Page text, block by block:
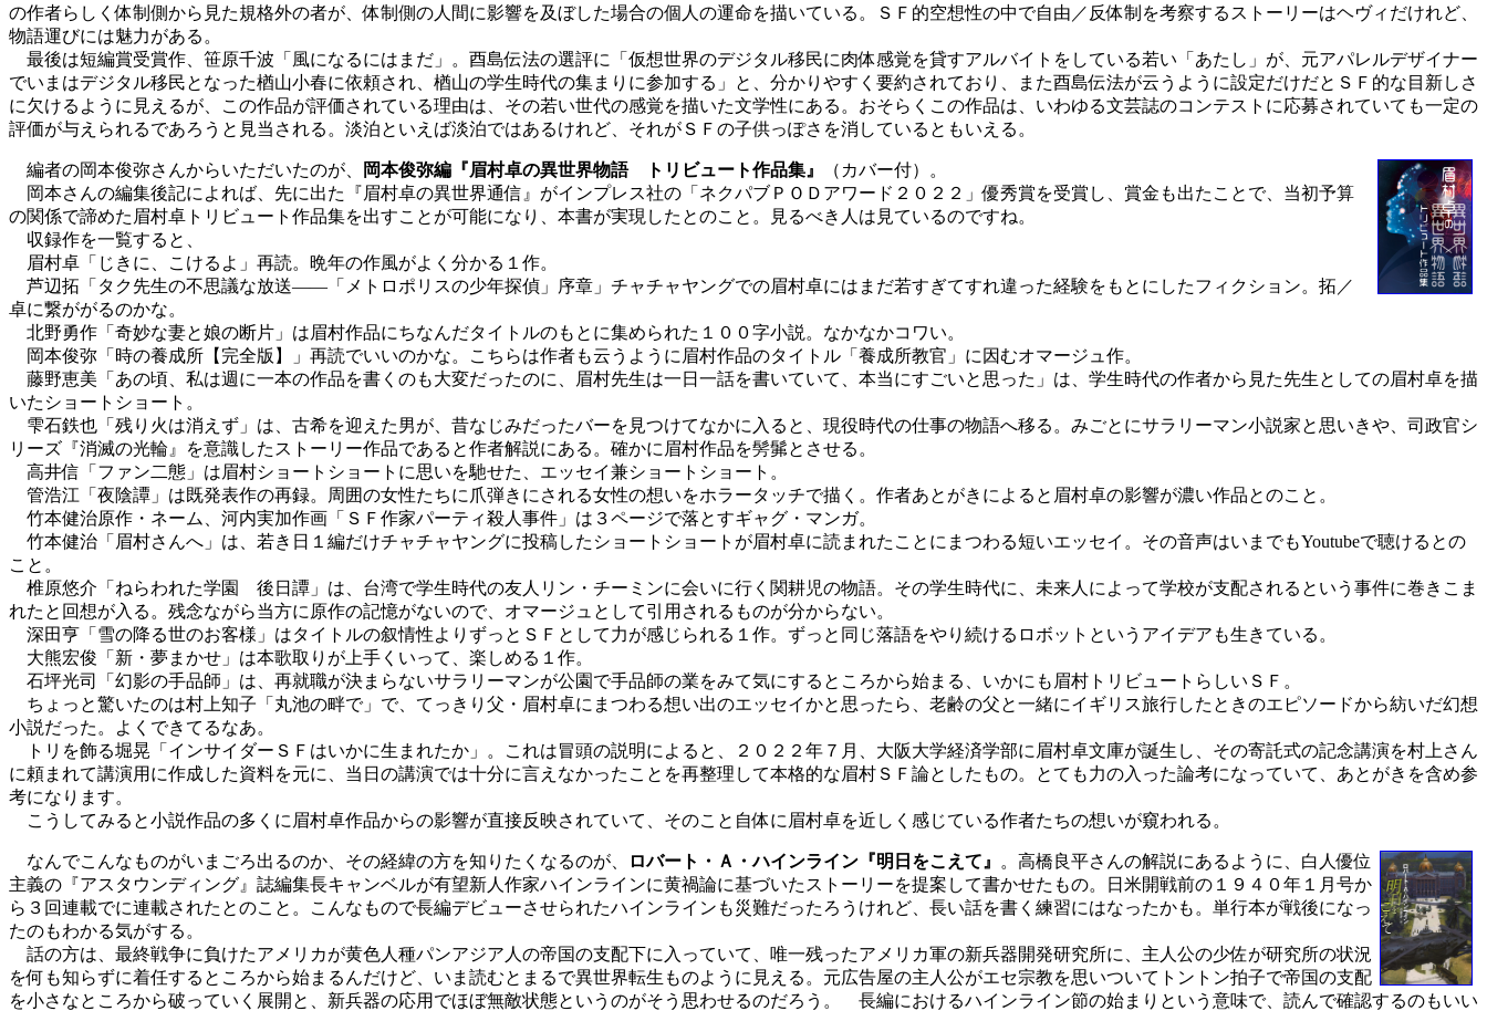
の作者らしく体制側から見た規格外の者が、体制側の人間に影響を及ぼした場合の個人の運命を描いている。ＳＦ的空想性の中で自由／反体制を考察するストーリーはヘヴィだけれど、
物語運びには魅力がある。
最後は短編賞受賞作、笹原千波「風になるにはまだ」。酉島伝法の選評に「仮想世界のデジタル移民に肉体感覚を貸すアルバイトをしている若い「あたし」が、元アパレルデザイナー
でいまはデジタル移民となった楢山小春に依頼され、楢山の学生時代の集まりに参加する」と、分かりやすく要約されており、また酉島伝法が云うように設定だけだとＳＦ的な目新しさ
に欠けるように見えるが、この作品が評価されている理由は、その若い世代の感覚を描いた文学性にある。おそらくこの作品は、いわゆる文芸誌のコンテストに応募されていても一定の
評価が与えられるであろうと見当される。淡泊といえば淡泊ではあるけれど、それがＳＦの子供っぽさを消しているともいえる。
編者の岡本俊弥さんからいただいたのが、 岡本俊弥編『眉村卓の異世界物語 トリビュート作品集』
（カバー付）。
岡本さんの編集後記によれば、先に出た『眉村卓の異世界通信』がインプレス社の「ネクパブＰＯＤアワード２０２２」優秀賞を受賞し、賞金も出たことで、当初予算
の関係で諦めた眉村卓トリビュート作品集を出すことが可能になり、本書が実現したとのこと。見るべき人は見ているのですね。
収録作を一覧すると、
眉村卓「じきに、こけるよ」再読。晩年の作風がよく分かる１作。
芦辺拓「タク先生の不思議な放送――「メトロポリスの少年探偵」序章」チャチャヤングでの眉村卓にはまだ若すぎてすれ違った経験をもとにしたフィクション。拓／
卓に繋ががるのかな。
北野勇作「奇妙な妻と娘の断片」は眉村作品にちなんだタイトルのもとに集められた１００字小説。なかなかコワい。
岡本俊弥「時の養成所【完全版】」再読でいいのかな。こちらは作者も云うように眉村作品のタイトル「養成所教官」に因むオマージュ作。
藤野恵美「あの頃、私は週に一本の作品を書くのも大変だったのに、眉村先生は一日一話を書いていて、本当にすごいと思った」は、学生時代の作者から見た先生としての眉村卓を描
いたショートショート。
雫石鉄也「残り火は消えず」は、古希を迎えた男が、昔なじみだったバーを見つけてなかに入ると、現役時代の仕事の物語へ移る。みごとにサラリーマン小説家と思いきや、司政官シ
リーズ『消滅の光輪』を意識したストーリー作品であると作者解説にある。確かに眉村作品を髣髴とさせる。
高井信「ファン二態」は眉村ショートショートに思いを馳せた、エッセイ兼ショートショート。
管浩江「夜陰譚」は既発表作の再録。周囲の女性たちに爪弾きにされる女性の想いをホラータッチで描く。作者あとがきによると眉村卓の影響が濃い作品とのこと。
竹本健治原作・ネーム、河内実加作画「ＳＦ作家パーティ殺人事件」は３ページで落とすギャグ・マンガ。
竹本健治「眉村さんへ」は、若き日１編だけチャチャヤングに投稿したショートショートが眉村卓に読まれたことにまつわる短いエッセイ。その音声はいまでもYoutubeで聴けるとの
こと。
椎原悠介「ねらわれた学園 後日譚」は、台湾で学生時代の友人リン・チーミンに会いに行く関耕児の物語。その学生時代に、未来人によって学校が支配されるという事件に巻きこま
れたと回想が入る。残念ながら当方に原作の記憶がないので、オマージュとして引用されるものが分からない。
深田亨「雪の降る世のお客様」はタイトルの叙情性よりずっとＳＦとして力が感じられる１作。ずっと同じ落語をやり続けるロボットというアイデアも生きている。
大熊宏俊「新・夢まかせ」は本歌取りが上手くいって、楽しめる１作。
石坪光司「幻影の手品師」は、再就職が決まらないサラリーマンが公園で手品師の業をみて気にするところから始まる、いかにも眉村トリビュートらしいＳＦ。
ちょっと驚いたのは村上知子「丸池の畔で」で、てっきり父・眉村卓にまつわる想い出のエッセイかと思ったら、老齢の父と一緒にイギリス旅行したときのエピソードから紡いだ幻想
小説だった。よくできてるなあ。
トリを飾る堀晃「インサイダーＳＦはいかに生まれたか」。これは冒頭の説明によると、２０２２年７月、大阪大学経済学部に眉村卓文庫が誕生し、その寄託式の記念講演を村上さん
に頼まれて講演用に作成した資料を元に、当日の講演では十分に言えなかったことを再整理して本格的な眉村ＳＦ論としたもの。とても力の入った論考になっていて、あとがきを含め参
考になります。
こうしてみると小説作品の多くに眉村卓作品からの影響が直接反映されていて、そのこと自体に眉村卓を近しく感じている作者たちの想いが窺われる。
なんでこんなものがいまごろ出るのか、その経緯の方を知りたくなるのが、 ロバート・Ａ・ハインライン『明日をこえて』
。高橋良平さんの解説にあるように、白人優位
主義の『アスタウンディング』誌編集長キャンベルが有望新人作家ハインラインに黄禍論に基づいたストーリーを提案して書かせたもの。日米開戦前の１９４０年１月号か
ら３回連載でに連載されたとのこと。こんなもので長編デビューさせられたハインラインも災難だったろうけれど、長い話を書く練習にはなったかも。単行本が戦後になっ
たのもわかる気がする。
話の方は、最終戦争に負けたアメリカが黄色人種パンアジア人の帝国の支配下に入っていて、唯一残ったアメリカ軍の新兵器開発研究所に、主人公の少佐が研究所の状況
を何も知らずに着任するところから始まるんだけど、いま読むとまるで異世界転生ものように見える。元広告屋の主人公がエセ宗教を思いついてトントン拍子で帝国の支配
を小さなところから破っていく展開と、新兵器の応用でほぼ無敵状態というのがそう思わせるのだろう。 長編におけるハインライン節の始まりという意味で、読んで確認するのもいい